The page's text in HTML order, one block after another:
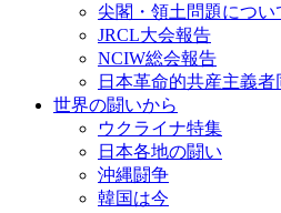
尖閣・領土問題につい
JRCL大会報告
NCIW総会報告
日本革命的共産主義者
世界の闘いから
ウクライナ特集
日本各地の闘い
沖縄闘争
韓国は今